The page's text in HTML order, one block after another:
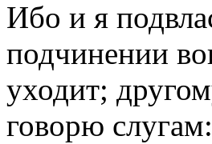
Ибо и я
подчинении
уходит;
говорю